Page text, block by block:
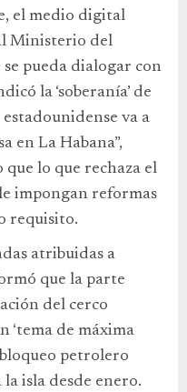
el medio digital
Ministerio del
pueda dialogar con
la ‘soberanía’ de
va a
en La Habana”,
lo que rechaza el
impongan reformas
requisito.
atribuidas a
que la parte
del cerco
‘tema de máxima
petrolero
isla desde enero.